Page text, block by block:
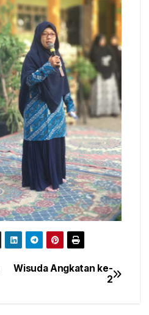
Wisuda Angkatan ke-
2